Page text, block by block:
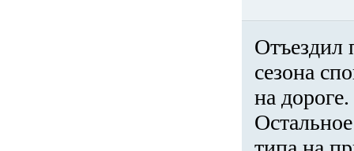
Отъездил
сезона
на